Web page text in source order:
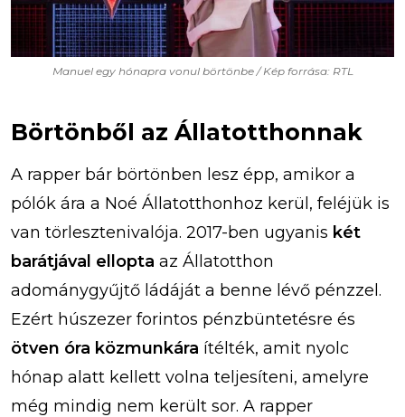
Manuel egy hónapra vonul börtönbe / Kép forrása: RTL
Börtönből az Állatotthonnak
A rapper bár börtönben lesz épp, amikor a
pólók ára a Noé Állatotthonhoz kerül, feléjük is
van törlesztenivalója. 2017-ben ugyanis két
barátjával ellopta az Állatotthon
adománygyűjtő ládáját a benne lévő pénzzel.
Ezért húszezer forintos pénzbüntetésre és
ötven óra közmunkára ítélték, amit nyolc
hónap alatt kellett volna teljesíteni, amelyre
még mindig nem került sor. A rapper